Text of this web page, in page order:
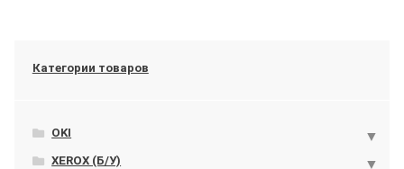
Категории товаров
OKI
XEROX (Б/У)